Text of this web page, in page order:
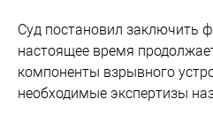
Суд постановил заключить
настоящее время
компоненты взрывного
необходимые экспертизы